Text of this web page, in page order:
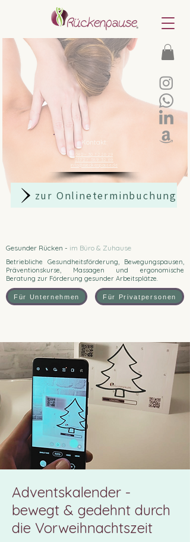
Kontakt:
040 - 30 72 26 29
0172 - 589 32 69
info@rueckenpause.de
zur Onlineterminbuchung
Gesunder Rücken - im Büro & Zuhause
Betriebliche Gesundheitsförderung, Bewegungspausen,
Präventionskurse, Massagen und ergonomische
Beratung zur Förderung gesunder Arbeitsplätze.
Für Unternehmen Für Privatpersonen
Adventskalender -
bewegt & gedehnt durch
die Vorweihnachtszeit